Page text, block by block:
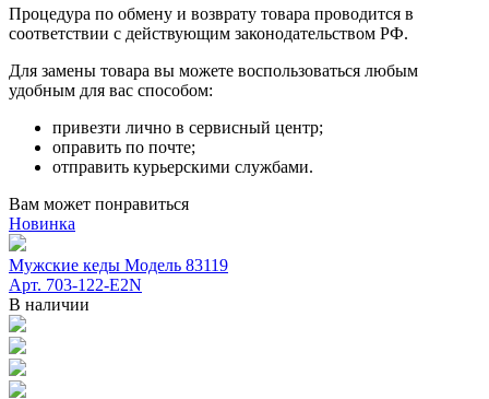
Процедура по обмену и возврату товара проводится в
соответствии с действующим законодательством РФ.
Для замены товара вы можете воспользоваться любым
удобным для вас способом:
привезти лично в сервисный центр;
оправить по почте;
отправить курьерскими службами.
Вам может понравиться
Новинка
Мужские кеды Модель 83119
Арт. 703-122-Е2N
В наличии